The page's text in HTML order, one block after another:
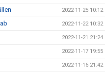
2022-11-25 10:12
2022-11-22 10:32
2022-11-21 21:24
2022-11-17 19:55
2022-11-16 21:42